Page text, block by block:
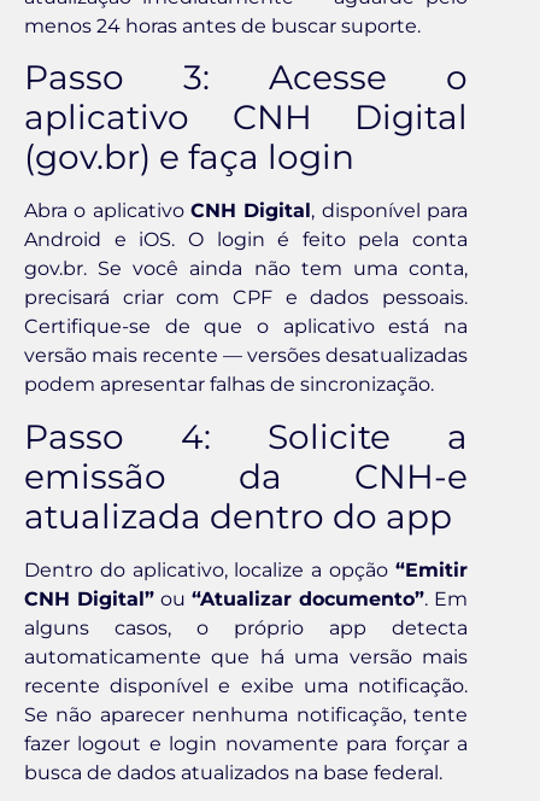
menos 24 horas antes de buscar suporte.
Passo 3: Acesse o
aplicativo CNH Digital
(gov.br) e faça login
Abra o aplicativo CNH Digital, disponível para
Android e iOS. O login é feito pela conta
gov.br. Se você ainda não tem uma conta,
precisará criar com CPF e dados pessoais.
Certifique-se de que o aplicativo está na
versão mais recente — versões desatualizadas
podem apresentar falhas de sincronização.
Passo 4: Solicite a
emissão da CNH-e
atualizada dentro do app
Dentro do aplicativo, localize a opção “Emitir
CNH Digital” ou “Atualizar documento”. Em
alguns casos, o próprio app detecta
automaticamente que há uma versão mais
recente disponível e exibe uma notificação.
Se não aparecer nenhuma notificação, tente
fazer logout e login novamente para forçar a
busca de dados atualizados na base federal.